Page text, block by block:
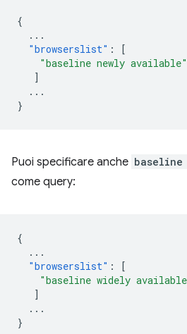
{
...
"browserslist" :
[
"baseline newly available"
]
...
}
Puoi specificare anche
come query:
{
...
"browserslist" :
[
"baseline widely
]
...
}